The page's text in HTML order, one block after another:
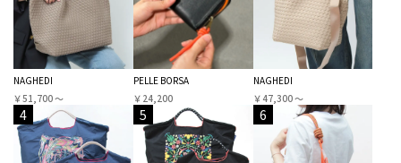
NAGHEDI
￥51,700 〜
PELLE BORSA
￥24,200
NAGHEDI
￥47,300 〜
4 5 6